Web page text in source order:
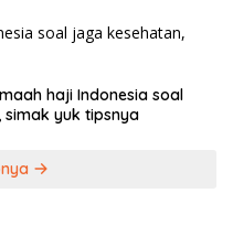
haji Indonesia soal
simak yuk tipsnya